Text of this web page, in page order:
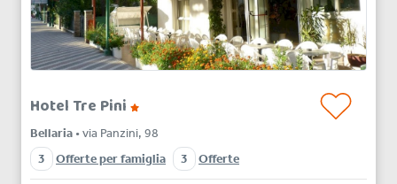
Hotel Tre Pini
Bellaria • via Panzini, 98
3
Offerte per famiglia 3 Offerte